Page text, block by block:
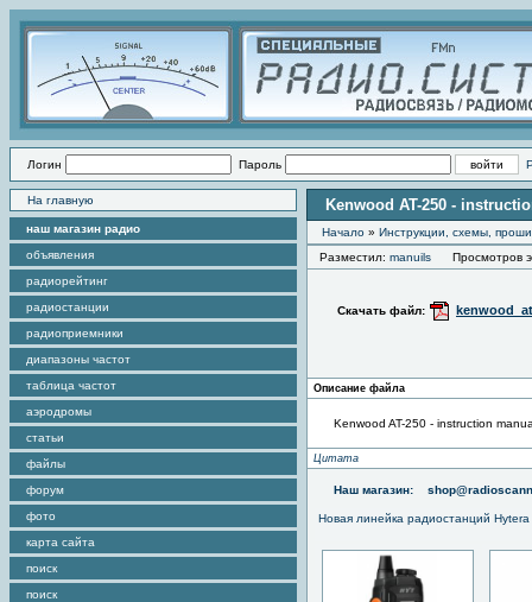
Логин Пароль
На главную
наш магазин радио
объявления
радиорейтинг
радиостанции
радиоприемники
диапазоны частот
таблица частот
аэродромы
статьи
файлы
форум
фото
карта сайта
поиск
поиск
Kenwood AT-250 -
Начало » Инструкции, схемы,
Разместил: manuils Просмотров
Скачать файл:
Описание файла
Kenwood AT-250 - instruction
Цитата
Наш магазин:
Новая линейка радиостанций